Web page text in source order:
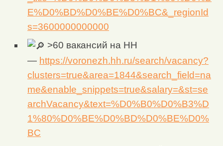
E%D0%BD%D0%BE%D0%BC&_regionId
s=3600000000000
>60 вакансий на HH
— https://voronezh.hh.ru/search/vacancy?
clusters=true&area=1844&search_field=na
me&enable_snippets=true&salary=&st=se
archVacancy&text=%D0%B0%D0%B3%D
1%80%D0%BE%D0%BD%D0%BE%D0%
BC